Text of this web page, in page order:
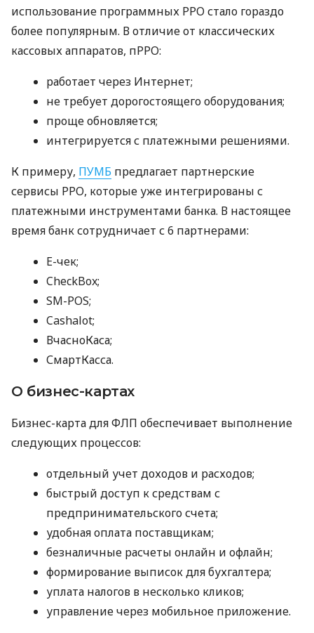
использование программных РРО стало гораздо
более популярным. В отличие от классических
кассовых аппаратов, пРРО:
работает через Интернет;
не требует дорогостоящего оборудования;
проще обновляется;
интегрируется с платежными решениями.
К примеру, ПУМБ предлагает партнерские
сервисы РРО, которые уже интегрированы с
платежными инструментами банка. В настоящее
время банк сотрудничает с 6 партнерами:
E-чек;
CheckBox;
SM-POS;
Cashalot;
ВчасноКаса;
СмартКасса.
О бизнес-картах
Бизнес-карта для ФЛП обеспечивает выполнение
следующих процессов:
отдельный учет доходов и расходов;
быстрый доступ к средствам с
предпринимательского счета;
удобная оплата поставщикам;
безналичные расчеты онлайн и офлайн;
формирование выписок для бухгалтера;
уплата налогов в несколько кликов;
управление через мобильное приложение.